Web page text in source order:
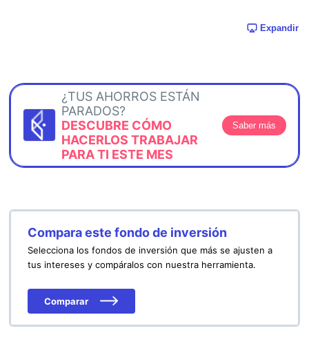
Expandir
¿TUS AHORROS ESTÁN
PARADOS?
DESCUBRE CÓMO
HACERLOS TRABAJAR
PARA TI ESTE MES
Saber más
Compara este fondo de inversión
Selecciona los fondos de inversión que más se ajusten a
tus intereses y compáralos con nuestra herramienta.
Comparar